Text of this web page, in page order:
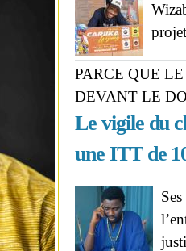
PARCE QUE
DEVANT LE
Le vigile du
une ITT de